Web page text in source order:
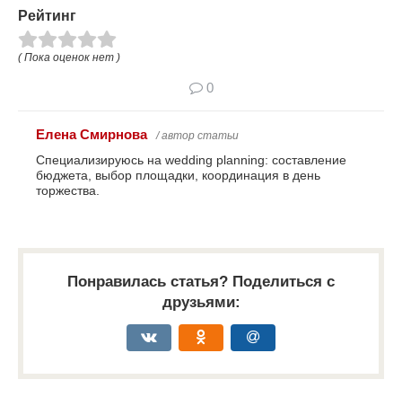
Рейтинг
( Пока оценок нет )
0
Елена Смирнова / автор статьи
Специализируюсь на wedding planning: составление
бюджета, выбор площадки, координация в день
торжества.
Понравилась статья? Поделиться с
друзьями: